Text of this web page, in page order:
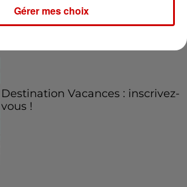
Destination Vacances - Gagnez
votre séjour en famille au cœur
Destination Vacances : inscrivez-
vous !
Gérer mes choix